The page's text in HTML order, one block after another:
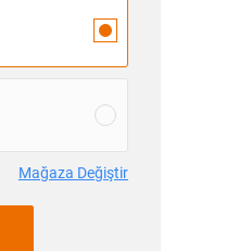
Mağaza Değiştir